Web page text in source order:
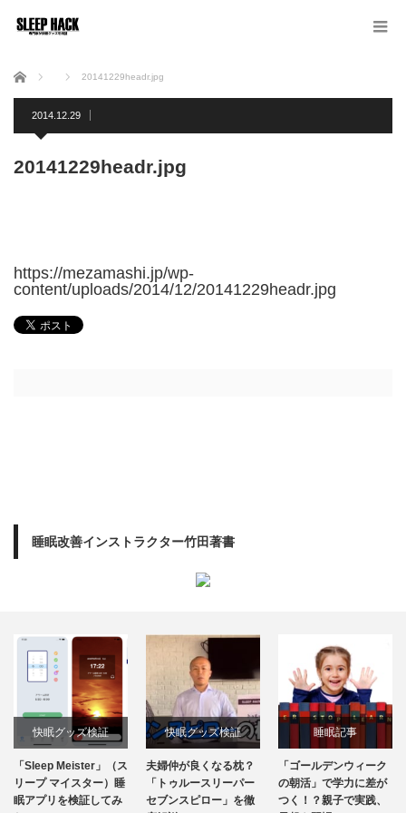
ホーム 20141229headr.jpg
2014.12.29
20141229headr.jpg
https://mezamashi.jp/wp-
content/uploads/2014/12/20141229headr.jpg
睡眠改善インストラクター竹田著書
快眠グッズ検証
「Sleep Meister」（ス
リープ マイスター）睡
眠アプリを検証してみ
快眠グッズ検証
夫婦仲が良くなる枕？
「トゥルースリーパー
セブンスピロー」を徹
睡眠記事
「ゴールデンウィーク
の朝活」で学力に差が
つく！？親子で実践、